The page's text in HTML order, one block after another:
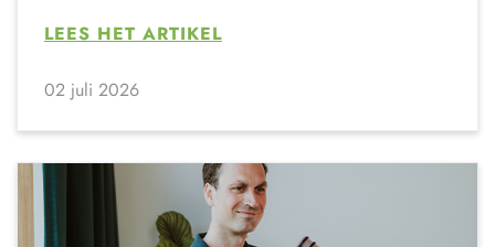
LEES HET ARTIKEL
02 juli 2026